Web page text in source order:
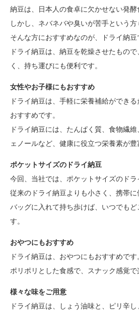
納豆は、日本人の食卓に欠かせない発酵
しかし、ネバネバや臭いが苦手という方
そんな方におすすめなのが、ドライ納豆
ドライ納豆は、納豆を乾燥させたもの
く、持ち運びにも便利です。
女性やお子様にもおすすめ
ドライ納豆は、手軽に栄養補給ができ
おすすめです。
ドライ納豆には、たんぱく質、食物繊
ェノールなど、健康に役立つ栄養素が豊
ポケットサイズのドライ納豆
今回、当社では、ポケットサイズのドラ
従来のドライ納豆よりも小さく、携帯に
バッグに入れて持ち歩けば、いつでも
す。
おやつにもおすすめ
ドライ納豆は、おやつにもおすすめです。
ポリポリとした食感で、スナック感覚で
様々な味をご用意
ドライ納豆は、しょう油味と、ピリ辛